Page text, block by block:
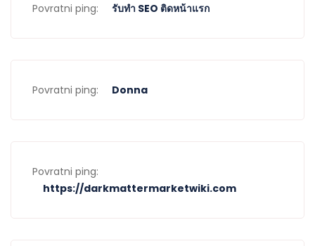
Povratni ping: รับทำ SEO ติดหน้าแรก
Povratni ping: Donna
Povratni ping:
https://darkmattermarketwiki.com